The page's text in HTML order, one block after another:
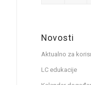
Novosti
Aktualno za
LC edukacije